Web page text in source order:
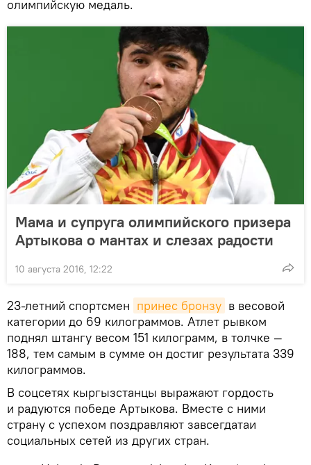
олимпийскую медаль.
Мама и супруга олимпийского призера
Артыкова о мантах и слезах радости
10 августа 2016, 12:22
23-летний спортсмен принес бронзу в весовой
категории до 69 килограммов. Атлет рывком
поднял штангу весом 151 килограмм, в толчке —
188, тем самым в сумме он достиг результата 339
килограммов.
В соцсетях кыргызстанцы выражают гордость
и радуются победе Артыкова. Вместе с ними
страну с успехом поздравляют завсегдатаи
социальных сетей из других стран.